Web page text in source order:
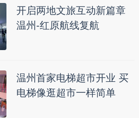
开启两地文旅互动新篇章
温州-红原航线复航
温州首家电梯超市开业 买
电梯像逛超市一样简单